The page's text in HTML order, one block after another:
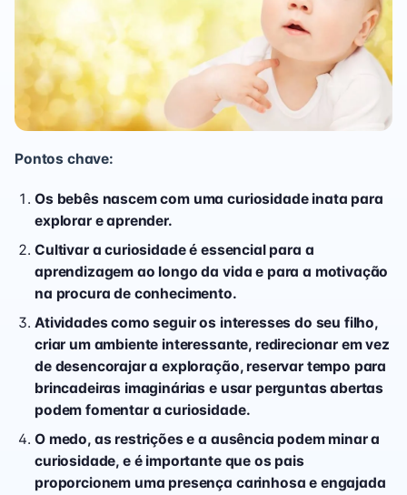
Pontos chave:
Os bebês nascem com uma curiosidade inata para
explorar e aprender.
Cultivar a curiosidade é essencial para a
aprendizagem ao longo da vida e para a motivação
na procura de conhecimento.
Atividades como seguir os interesses do seu filho,
criar um ambiente interessante, redirecionar em vez
de desencorajar a exploração, reservar tempo para
brincadeiras imaginárias e usar perguntas abertas
podem fomentar a curiosidade.
O medo, as restrições e a ausência podem minar a
curiosidade, e é importante que os pais
proporcionem uma presença carinhosa e engajada